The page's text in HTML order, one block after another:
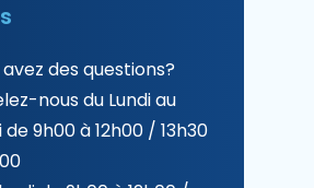
des questions?
nous du Lundi au
de 9h00 à 12h00 / 13h30